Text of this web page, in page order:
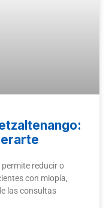
reducir o
con miopía,
las consultas